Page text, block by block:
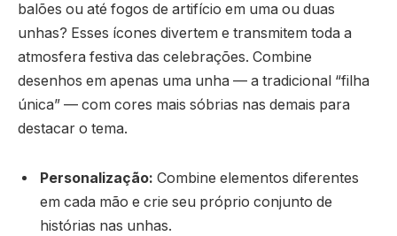
balões ou até fogos de artifício em uma ou duas
unhas? Esses ícones divertem e transmitem toda a
atmosfera festiva das celebrações. Combine
desenhos em apenas uma unha — a tradicional “filha
única” — com cores mais sóbrias nas demais para
destacar o tema.
Personalização: Combine elementos diferentes
em cada mão e crie seu próprio conjunto de
histórias nas unhas.